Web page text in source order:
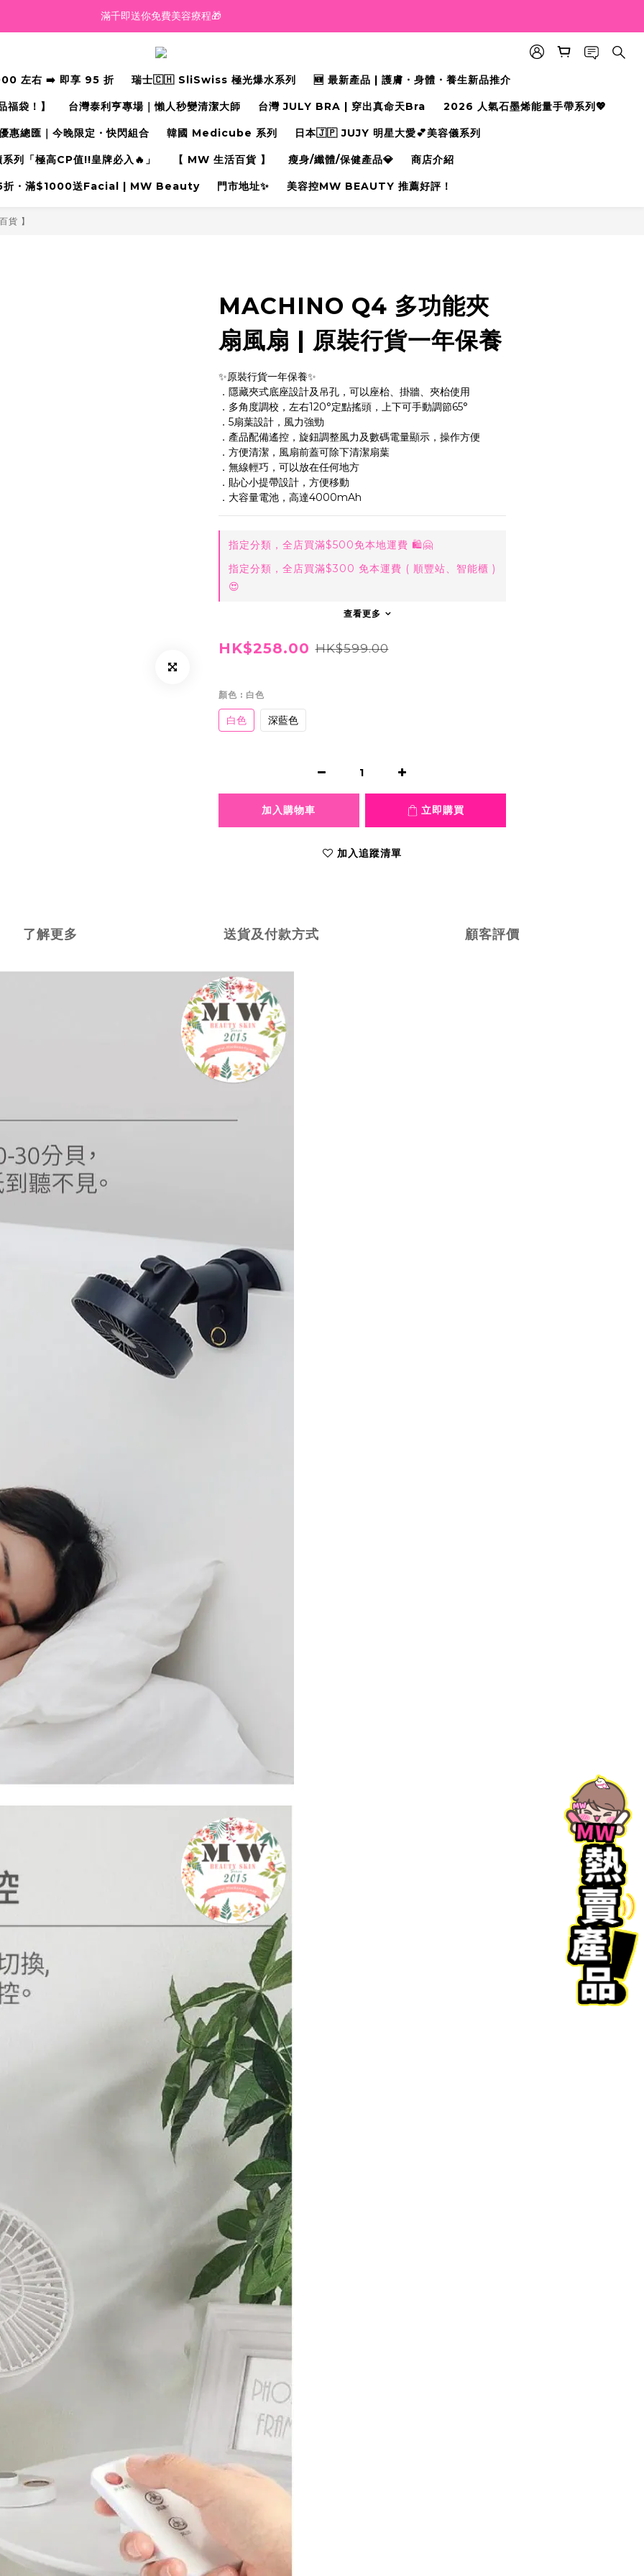
越買越抵‼️滿$2000額外九五折‼️
滿千即送你免費美容療程🎁
左右 ➡️ 即享 95 折 瑞士🇨🇭 SliSwiss 極光爆水系列 🆕 最新產品 | 護膚・身體・養生新品推介
袋！】 台灣泰利亨專場｜懶人秒變清潔大師 台灣 JULY BRA | 穿出真命天Bra⁠ 2026 人氣石墨烯能量手帶系列💖
惠總匯｜今晚限定・快閃組合 韓國 Medicube 系列 日本🇯🇵 JUJY 明星大愛💕美容儀系列
「極高CP值!!皇牌必入🔥」 【 MW 生活百貨 】 瘦身/纖體/保健產品💎 商店介紹
折・滿$1000送Facial | MW Beauty 門市地址✨ 美容控MW BEAUTY 推薦好評！
貨 】
MACHINO Q4 多功能夾
扇風扇 | 原裝行貨一年保養
✨原裝行貨一年保養✨
．隱藏夾式底座設計及吊孔，可以座枱、掛牆、夾枱使用
．多角度調校，左右120°定點搖頭，上下可手動調節65°
．5扇葉設計，風力強勁
．產品配備遙控，旋鈕調整風力及數碼電量顯示，操作方便
．方便清潔，風扇前蓋可除下清潔扇葉
．無線輕巧，可以放在任何地方
．貼心小提帶設計，方便移動
．大容量電池，高達4000mAh
指定分類，全店買滿$500免本地運費 🛍🤗
指定分類，全店買滿$300 免本運費 ( 順豐站、智能櫃 )
😍
查看更多
HK$258.00 HK$599.00
顏色 : 白色
白色 深藍色
加入購物車 立即購買
加入追蹤清單
了解更多 送貨及付款方式 顧客評價